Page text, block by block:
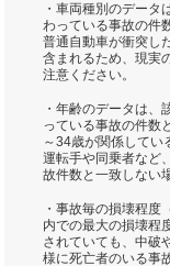
・車両種別のデータ
わっている事故の件
普通自動車が衝突し
含まれるため、現実
注意ください。
・年齢のデータは、
っている事故の件数
～34歳が関係してい
運転手や同乗者など
故件数と一致しない
・事故毎の損壊程度
内での最大の損壊程
されていても、中破
様に死亡者のいる事